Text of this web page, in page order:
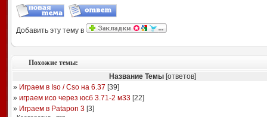
Добавить эту тему в
Похожие темы:
Название Темы [ответов]
» Играем в Iso / Cso на 6.37 [39]
» играем исо через юсб 3.71-2 м33[22]
» Играем в Patapon 3[3]